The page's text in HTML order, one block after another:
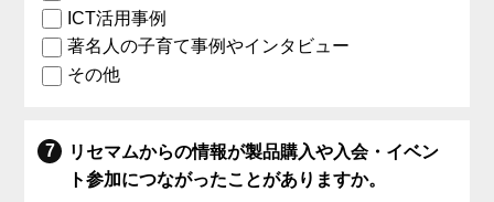
ICT活用事例
著名人の子育て事例やインタビュー
その他
リセマムからの情報が製品購入や入会・イベン
ト参加につながったことがありますか。